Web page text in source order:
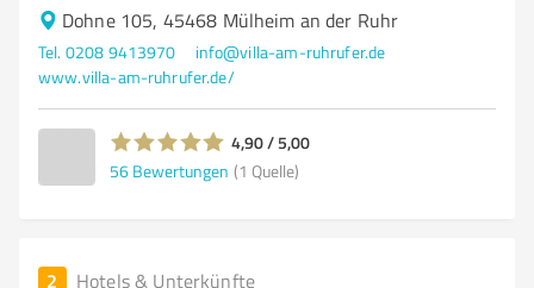
Dohne 105, 45468 Mülheim an der Ruhr
Tel. 0208 9413970
info@villa-am-ruhrufer.de
www.villa-am-ruhrufer.de/
4,90 / 5,00
56 Bewertungen (1 Quelle)
2 Hotels & Unterkünfte